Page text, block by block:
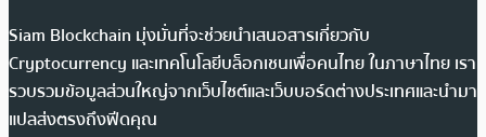
Siam Blockchain มุ่งมั่นที่จะช่วยนำเสนอสารเกี่ยวกับ
Cryptocurrency และเทคโนโลยีบล็อกเชนเพื่อคนไทย ในภาษาไทย เรา
รวบรวมข้อมูลส่วนใหญ่จากเว็บไซต์และเว็บบอร์ดต่างประเทศและนำมา
แปลส่งตรงถึงฟีดคุณ